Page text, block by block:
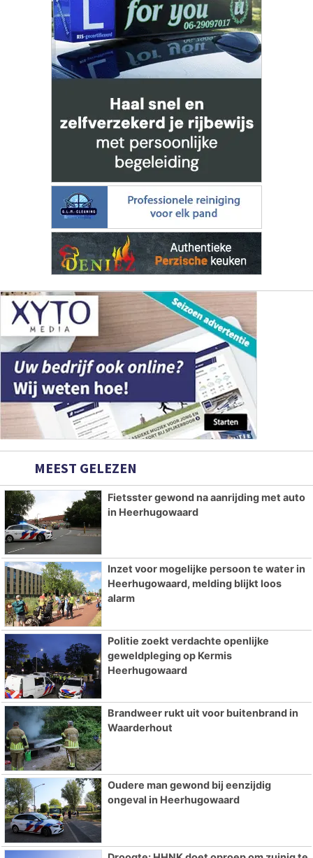
MEEST GELEZEN
Fietsster gewond na aanrijding met auto
in Heerhugowaard
Inzet voor mogelijke persoon te water in
Heerhugowaard, melding blijkt loos
alarm
Politie zoekt verdachte openlijke
geweldpleging op Kermis
Heerhugowaard
Brandweer rukt uit voor buitenbrand in
Waarderhout
Oudere man gewond bij eenzijdig
ongeval in Heerhugowaard